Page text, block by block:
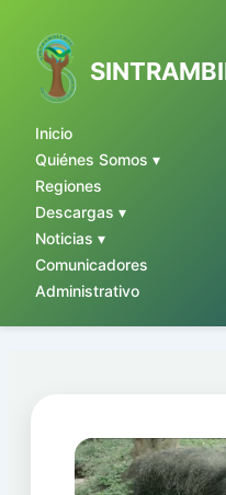
Inicio
Quiénes Somos ▾
Regiones
Descargas ▾
Noticias ▾
Comunicadores
Administrativo
contenido